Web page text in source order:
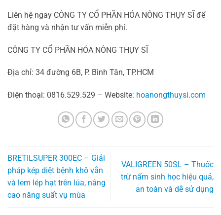
Liên hệ ngay CÔNG TY CỔ PHẦN HÓA NÔNG THỤY SĨ để
đặt hàng và nhận tư vấn miễn phí.
CÔNG TY CỔ PHẦN HÓA NÔNG THỤY SĨ
Địa chỉ: 34 đường 6B, P. Bình Tân, TP.HCM
Điện thoại: 0816.529.529 – Website: hoanongthuysi.com
BRETILSUPER 300EC – Giải
pháp kép diệt bệnh khô vằn
và lem lép hạt trên lúa, nâng
cao năng suất vụ mùa
VALIGREEN 50SL – Thuốc
trừ nấm sinh học hiệu quả,
an toàn và dễ sử dụng